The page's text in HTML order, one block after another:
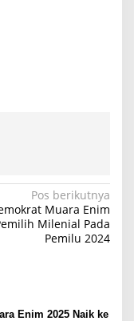
Pos berikutnya
Muara Enim
Milenial Pada
Pemilu 2024
Enim 2025 Naik ke